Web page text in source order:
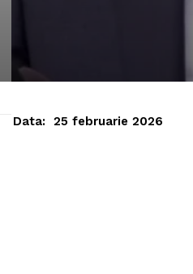
Data: 25 februarie 2026